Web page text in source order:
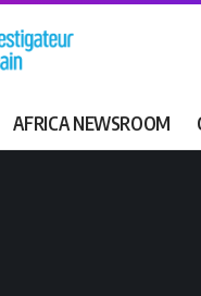
AFRICA NEWSROOM